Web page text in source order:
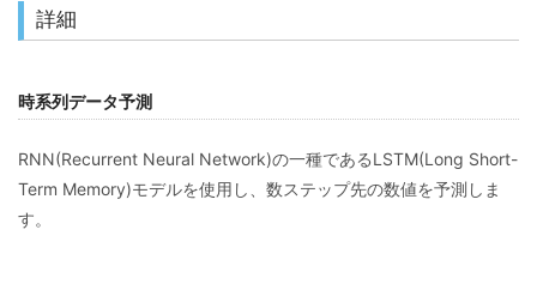
詳細
時系列データ予測
RNN(Recurrent Neural Network)の一種であるLSTM(Long Short-
Term Memory)モデルを使用し、数ステップ先の数値を予測しま
す。